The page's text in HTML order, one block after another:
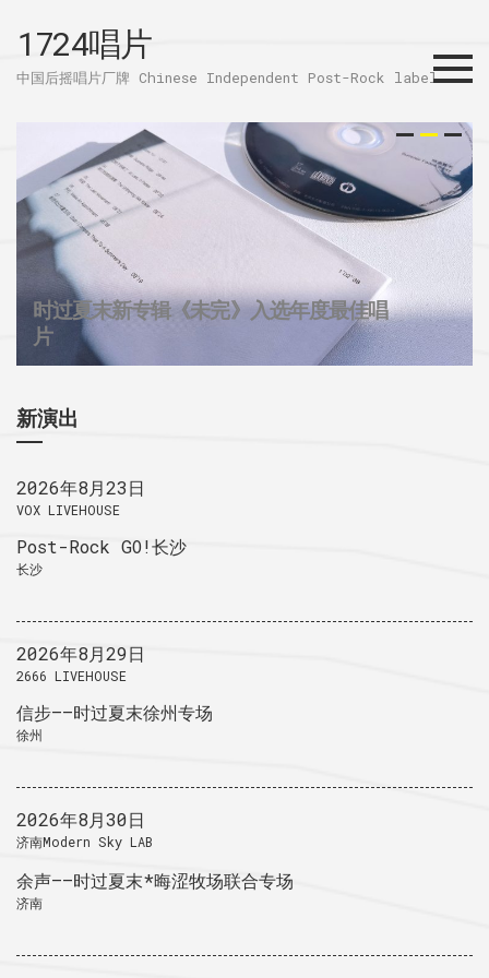
1724唱片
中国后摇唱片厂牌 Chinese Independent Post-Rock label
Menu
1724唱片的2025
时过夏末新专辑《未完》入选年度最佳唱
片
32个城市后摇群
新演出
2026年8月23日
VOX LIVEHOUSE
Post-Rock GO!长沙
长沙
2026年8月29日
2666 LIVEHOUSE
信步——时过夏末徐州专场
徐州
2026年8月30日
济南Modern Sky LAB
余声——时过夏末*晦涩牧场联合专场
济南